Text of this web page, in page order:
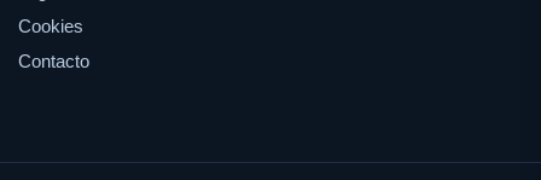
Cookies
Contacto